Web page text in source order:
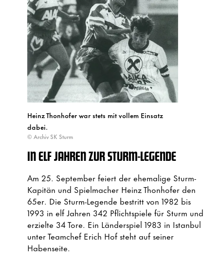
Heinz Thonhofer war stets mit vollem Einsatz
dabei.
© Archiv SK Sturm
IN ELF JAHREN ZUR STURM-LEGENDE
Am 25. September feiert der ehemalige Sturm-
Kapitän und Spielmacher Heinz Thonhofer den
65er. Die Sturm-Legende bestritt von 1982 bis
1993 in elf Jahren 342 Pflichtspiele für Sturm und
erzielte 34 Tore. Ein Länderspiel 1983 in Istanbul
unter Teamchef Erich Hof steht auf seiner
Habenseite.